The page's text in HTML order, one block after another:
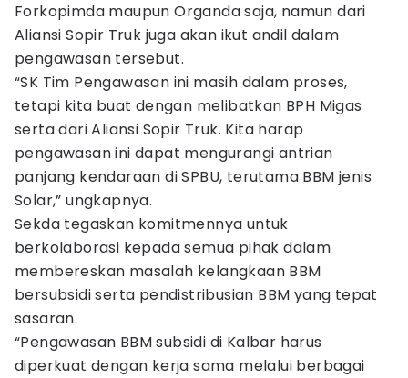
Forkopimda maupun Organda saja, namun dari
Aliansi Sopir Truk juga akan ikut andil dalam
pengawasan tersebut.
“SK Tim Pengawasan ini masih dalam proses,
tetapi kita buat dengan melibatkan BPH Migas
serta dari Aliansi Sopir Truk. Kita harap
pengawasan ini dapat mengurangi antrian
panjang kendaraan di SPBU, terutama BBM jenis
Solar,” ungkapnya.
Sekda tegaskan komitmennya untuk
berkolaborasi kepada semua pihak dalam
membereskan masalah kelangkaan BBM
bersubsidi serta pendistribusian BBM yang tepat
sasaran.
“Pengawasan BBM subsidi di Kalbar harus
diperkuat dengan kerja sama melalui berbagai